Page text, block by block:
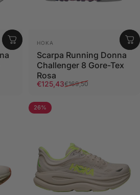
Fornitore:
HOKA
Scarpa Running Donna
Challenger 8 Gore-Tex
Rosa
Prezzo scontato
€125,43
Prezzo di listino
€169,50
26%